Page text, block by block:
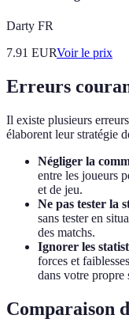
Darty FR
7.91 EURVoir le prix
Erreurs
Il existe plusieurs
élaborent leur stratégie
Négliger la
entre les joueurs
et de jeu.
Ne pas tester la
sans tester en
des matchs.
Ignorer les
forces et
dans votre propre
Comparaison